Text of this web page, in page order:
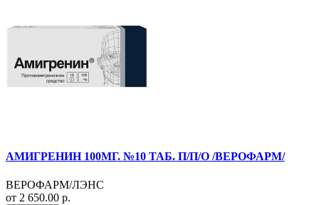
АМИГРЕНИН 100МГ. №10 ТАБ. П/П/О /ВЕРОФАРМ/
ВЕРОФАРМ/ЛЭНС
от 2 650.00 р.